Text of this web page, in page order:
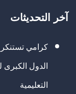
آخر التحديثات
كرامي تستنكر
الدول
التعليمية